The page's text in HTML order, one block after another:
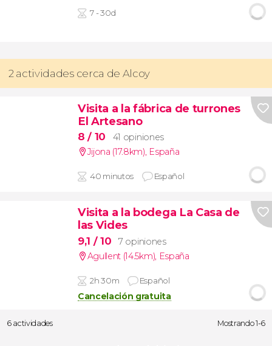
7 - 30d
2 actividades cerca de Alcoy
Visita a la fábrica de turrones
El Artesano
8/ 10
41 opiniones
Jijona (17.8km), España
40 minutos Español
Visita a la bodega La Casa de
las Vides
9,1 / 10
7 opiniones
Agullent (14.5km), España
2h 30m Español
Cancelación gratuita
6 actividades Mostrando 1-6